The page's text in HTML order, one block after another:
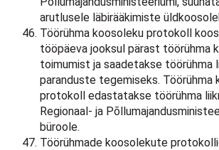
arutlusele läbirääkimiste
Töörühma koosoleku protokoll
tööpäeva jooksul pärast töörühma
toimumist ja saadetakse töörühma
paranduste tegemiseks. Töörühma
protokoll edastatakse töörühma
Regionaal- ja
büroole.
Töörühmade koosolekute